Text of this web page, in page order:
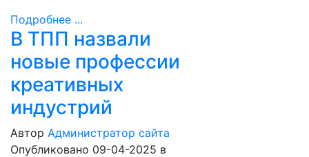
Подробнее ...
В ТПП назвали
новые профессии
креативных
индустрий
Автор Администратор сайта
Опубликовано 09-04-2025 в